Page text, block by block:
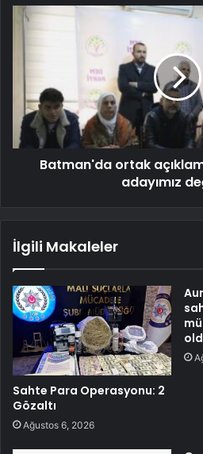
Batman'da ortak
adayımız
İlgili Makaleler
Sahte Para Operasyonu: 2
Gözaltı
Ağustos 6, 2026